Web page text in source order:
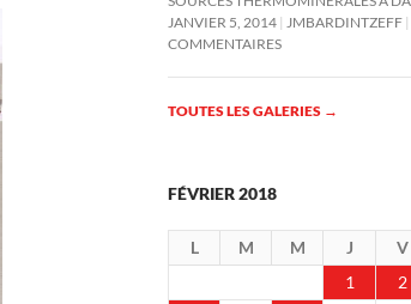
JANVIER 5, 2014
JMBARDINTZEFF
COMMENTAIRES
TOUTES LES GALERIES →
FÉVRIER 2018
L M M J V
1
2